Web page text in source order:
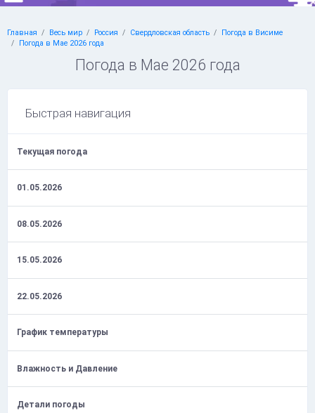
Главная Весь мир Россия Свердловская область
Погода в Висиме
Погода в Мае 2026 года
Погода в Мае 2026 года
Быстрая навигация
Текущая погода
01.05.2026
08.05.2026
15.05.2026
22.05.2026
График температуры
Влажность и Давление
Детали погоды